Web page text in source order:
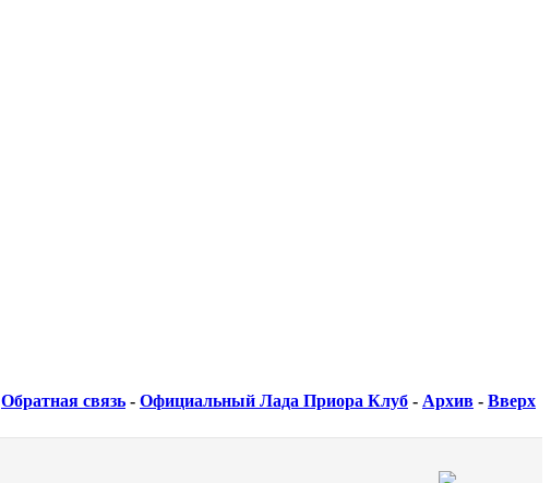
Обратная связь - Официальный Лада Приора Клуб - Архив - Вверх